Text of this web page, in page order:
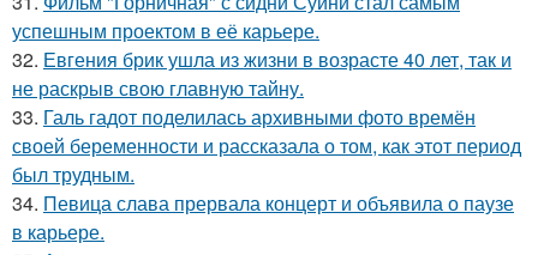
успешным проектом в её карьере.
32. Евгения брик ушла из жизни в возрасте 40 лет, так и
не раскрыв свою главную тайну.
33. Галь гадот поделилась архивными фото времён
своей беременности и рассказала о том, как этот период
был трудным.
34. Певица слава прервала концерт и объявила о паузе
в карьере.